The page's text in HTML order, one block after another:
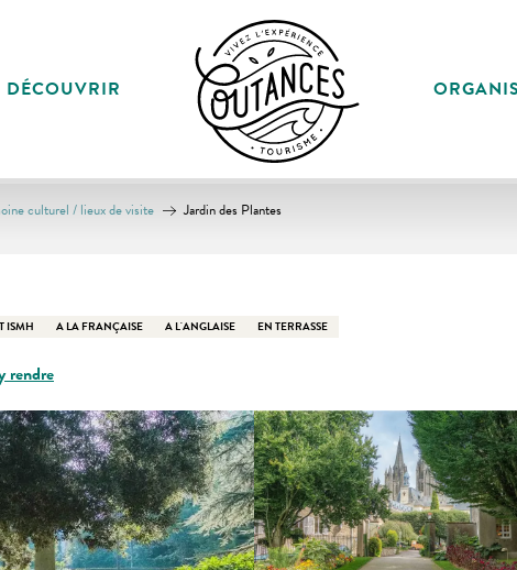
DÉCOUVRIR
culturel / lieux de visite Jardin des Plantes
ISMH A LA FRANÇAISE A L'ANGLAISE EN TERRASSE
rendre